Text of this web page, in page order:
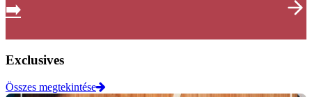
➡️
Exclusives
Összes megtekintése